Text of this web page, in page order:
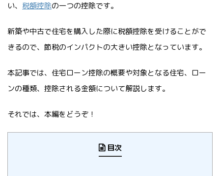
い、 税額控除の一つの控除です。
新築や中古で住宅を購入した際に税額控除を受けることがで
きるので、節税のインパクトの大きい控除となっています。
本記事では、住宅ローン控除の概要や対象となる住宅、ロー
ンの種類、控除される金額について解説します。
それでは、本編をどうぞ！
目次